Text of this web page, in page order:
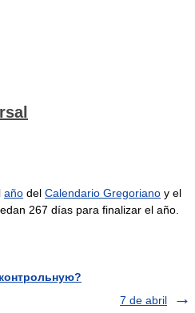
año del Calendario Gregoriano y el
267 días para finalizar el año.
7 de abril